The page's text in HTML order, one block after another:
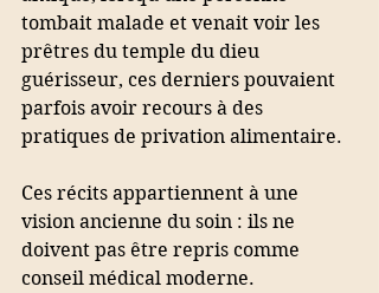
tombait malade et venait voir les
prêtres du temple du dieu
guérisseur, ces derniers pouvaient
parfois avoir recours à des
pratiques de privation alimentaire.
Ces récits appartiennent à une
vision ancienne du soin : ils ne
doivent pas être repris comme
conseil médical moderne.